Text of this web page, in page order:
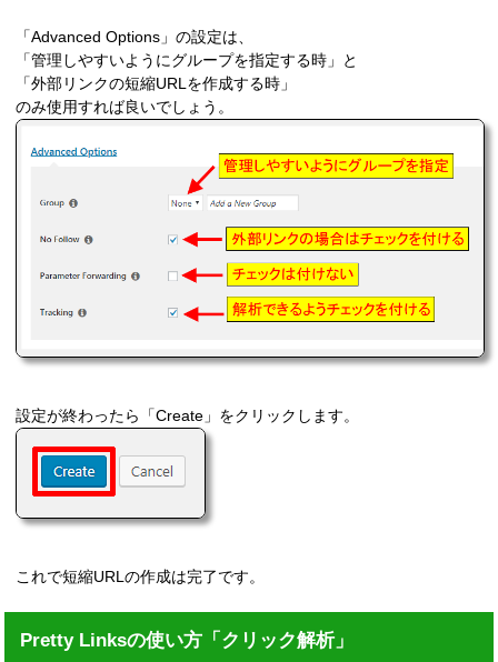
「Advanced Options」の設定は、
「管理しやすいようにグループを指定する時」と
「外部リンクの短縮URLを作成する時」
のみ使用すれば良いでしょう。
設定が終わったら「Create」をクリックします。
これで短縮URLの作成は完了です。
Pretty Linksの使い方「クリック解析」